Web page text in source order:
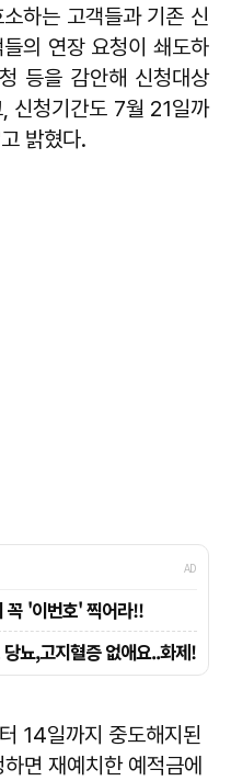
하는 고객들과 기존 신
의 연장 요청이 쇄도하
등을 감안해 신청대상
신청기간도 7월 21일까
밝혔다.
14일까지 중도해지된
면 재예치한 예적금에